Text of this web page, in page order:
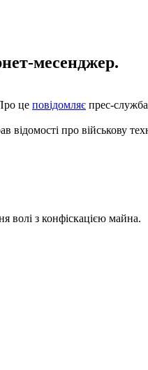
месенджер.
це повідомляє прес-
відомості про військову
волі з конфіскацією майна.